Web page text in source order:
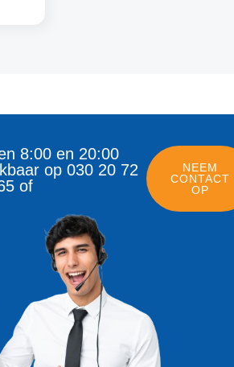
8:00 en 20:00
op 030 20 72
of
NEEM
CONTACT
OP